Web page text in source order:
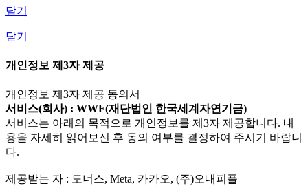
닫기
닫기
개인정보 제3자 제공
개인정보 제3자 제공 동의서
서비스(회사) : WWF(재단법인 한국세계자연기금)
서비스는 아래의 목적으로 개인정보를 제3자 제공합니다. 내
용을 자세히 읽어보신 후 동의 여부를 결정하여 주시기 바랍니
다.
제공받는 자 : 도너스, Meta, 카카오, (주)오내피플